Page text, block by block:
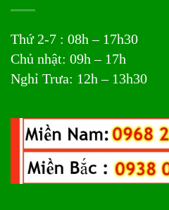
Thứ 2-7 : 08h – 17h30
Chủ nhật: 09h – 17h
Nghỉ Trưa: 12h – 13h30